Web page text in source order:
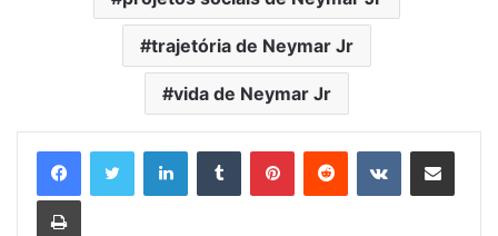
trajetória de Neymar Jr
vida de Neymar Jr